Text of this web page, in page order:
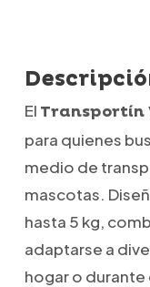
El Transportín
para quienes
medio de
mascotas.
hasta 5 kg,
adaptarse a
hogar o